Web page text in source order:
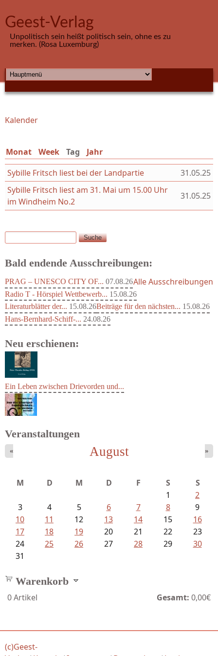
Geest-Verlag
Unpolitisch sein heißt politisch sein, ohne es zu
merken. (Rosa Luxemburg)
HAUPTMENÜ
Sie sind hier
Kalender
Monat Week Tag (aktiver Reiter)
Jahr
Sybille Fritsch liest bei der Landpartie
31.05.25
Sybille Fritsch liest am 31. Mai um 15.00 Uhr
im Windheim No.2
31.05.25
Suchformular
Suche
Bald endende Ausschreibungen:
PRAG – UNESCO CITY OF... 07.08.26
Radio T - Hörspiel Wettbewerb... 15.08.26
Literaturblätter der... 15.08.26Beiträge für den nächsten... 15.08.26
Hans-Bernhard-Schiff-... 24.08.26
Alle Ausschreibungen
Neu erschienen:
Ein Leben zwischen Drievorden und...
Veranstaltungen
August
« »
M D M D F S
S
1
2
3
4 5 6 7 8
9
10
11 12 13 14 15
16
17
18 19 20 21 22
23
24
25 26 27 28 29
30
31
Warenkorb
0Artikel Gesamt: 0,00€
(c)Geest-